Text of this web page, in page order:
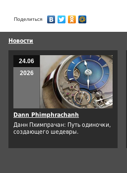
Поделиться
Новости
24.06
2026
Dann Phimphrachanh
Данн Пхимпрачан: Путь одиночки,
создающего шедевры.